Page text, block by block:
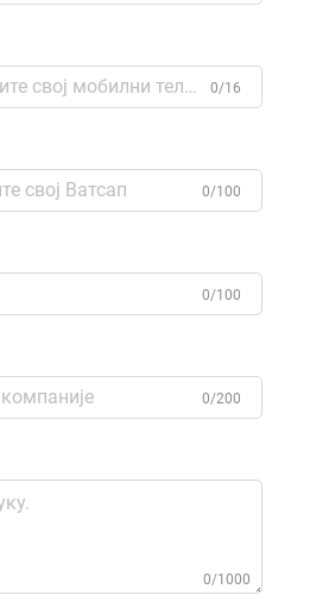
0/16
0/100
0/100
0/200
0/1000